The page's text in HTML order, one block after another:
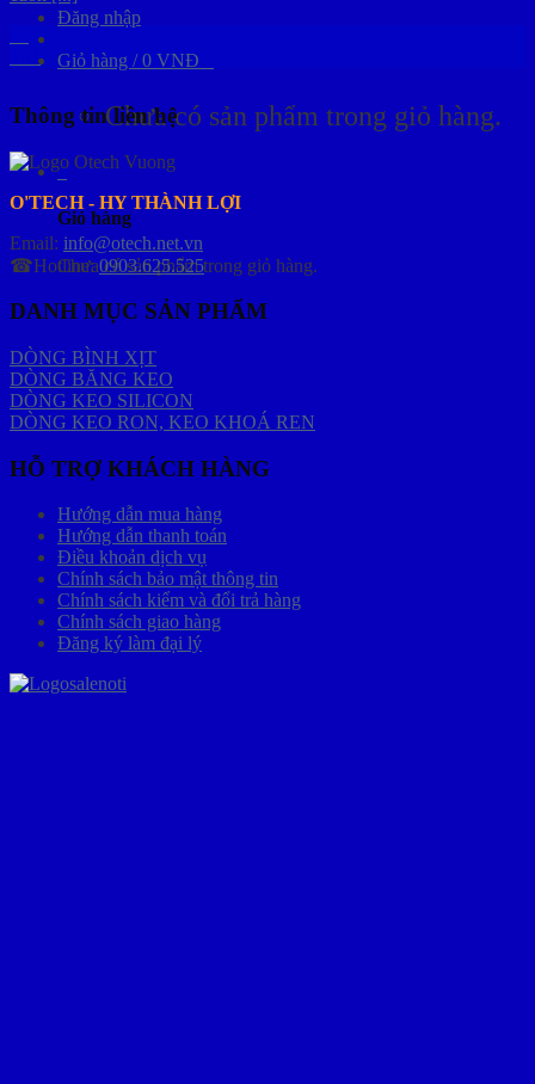
Đăng nhập
Giỏ hàng /0 VNĐ
Chưa có sản phẩm trong giỏ hàng.
0
Giỏ hàng
Chưa có sản phẩm trong giỏ hàng.
Th1
Thông tin liên hệ
O'TECH - HY THÀNH LỢI
Email: info@otech.net.vn
☎Hotline:0903.625.525
DANH MỤC SẢN PHẨM
DÒNG BÌNH XỊT
DÒNG BĂNG KEO
DÒNG KEO SILICON
DÒNG KEO RON, KEO KHOÁ REN
HỖ TRỢ KHÁCH HÀNG
Hướng dẫn mua hàng
Hướng dẫn thanh toán
Điều khoản dịch vụ
Chính sách bảo mật thông tin
Chính sách kiểm và đổi trả hàng
Chính sách giao hàng
Đăng ký làm đại lý